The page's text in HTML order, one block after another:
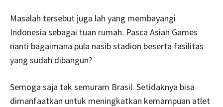
Masalah tersebut juga lah yang membayangi
Indonesia sebagai tuan rumah. Pasca Asian Games
nanti bagaimana pula nasib stadion beserta fasilitas
yang sudah dibangun?
Semoga saja tak semuram Brasil. Setidaknya bisa
dimanfaatkan untuk meningkatkan kemampuan atlet